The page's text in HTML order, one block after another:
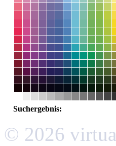
Suchergebnis:
© 2026